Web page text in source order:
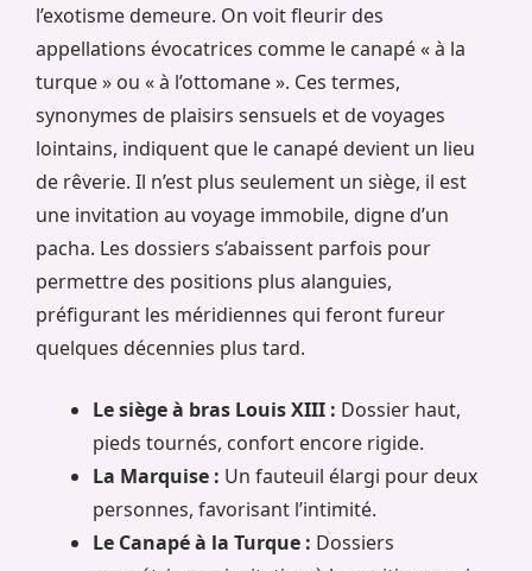
l’exotisme demeure. On voit fleurir des
appellations évocatrices comme le canapé « à la
turque » ou « à l’ottomane ». Ces termes,
synonymes de plaisirs sensuels et de voyages
lointains, indiquent que le canapé devient un lieu
de rêverie. Il n’est plus seulement un siège, il est
une invitation au voyage immobile, digne d’un
pacha. Les dossiers s’abaissent parfois pour
permettre des positions plus alanguies,
préfigurant les méridiennes qui feront fureur
quelques décennies plus tard.
Le siège à bras Louis XIII : Dossier haut,
pieds tournés, confort encore rigide.
La Marquise : Un fauteuil élargi pour deux
personnes, favorisant l’intimité.
Le Canapé à la Turque : Dossiers